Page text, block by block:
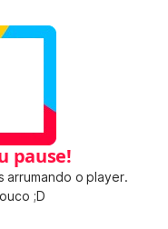
pause!
arrumando o player.
;D